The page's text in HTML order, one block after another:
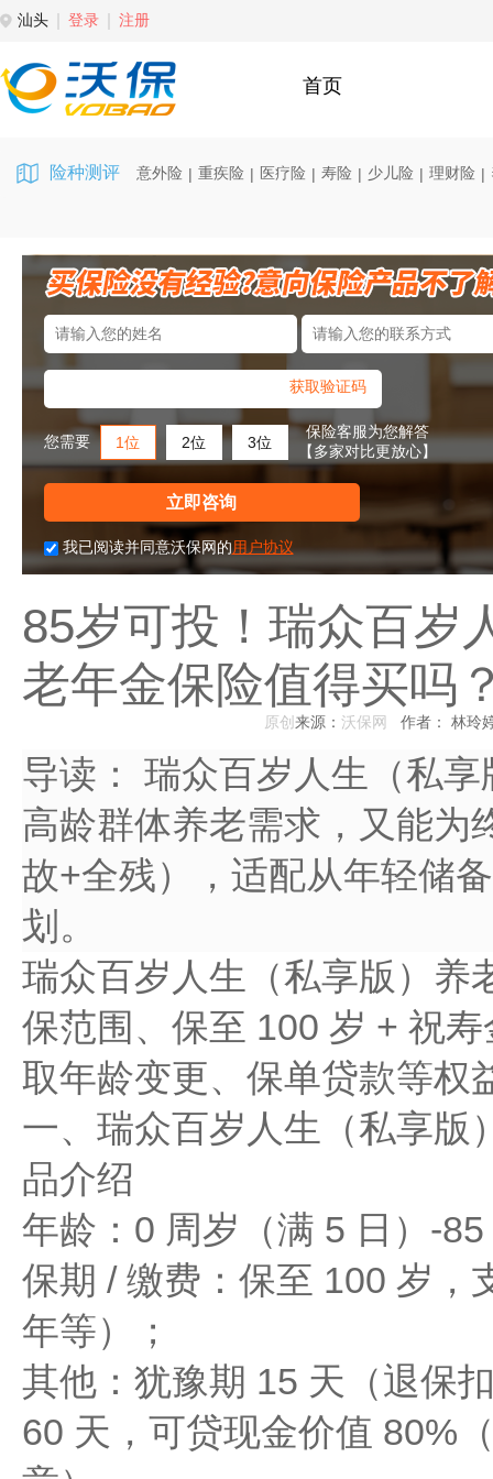
汕头 登录 注册
首页
险种测评 意外险 | 重疾险 | 医疗险 | 寿险 | 少儿险 | 理财险 |
获取验证码
您需要 1位 2位 3位
保险客服为您解答
【多家对比更放心】
立即咨询
我已阅读并同意沃保网的用户协议
85岁可投！瑞众百岁
老年金保险值得买吗
原创 来源： 沃保网 作者： 林玲
导读：
瑞众百岁人生（私
高龄群体养老需求，又能为
故+全残），适配从年轻储
划。
瑞众百岁人生（私享版）养
保范围、保至 100 岁 + 祝
取年龄变更、保单贷款等权
一、瑞众百岁人生（私享版
品介绍
年龄：0 周岁（满 5 日）-
保期 / 缴费：保至 100 岁，
年等）；
其他：犹豫期 15 天（退保
60 天，可贷现金价值 80%